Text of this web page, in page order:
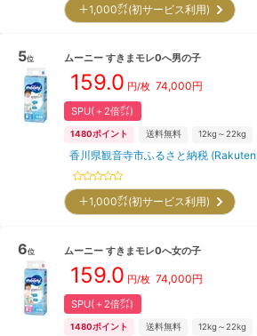
＋1,000㌽(初サービス利用)
5位 ムーニー すきまモレ0へ男の子
159.0 円/枚 74,000円
SPU(＋2倍㌽)
1480ポイント 送料無料 12kg～22kg
香川県観音寺市ふるさと納税
＋1,000㌽(初サービス利用)
6位 ムーニー すきまモレ0へ女の子
159.0 円/枚 74,000円
SPU(＋2倍㌽)
1480ポイント 送料無料 12kg～22kg